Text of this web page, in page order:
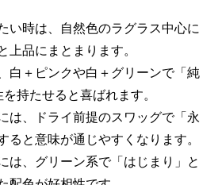
い時は、自然色のラグラス中心に
上品にまとまります。
白＋ピンクや白＋グリーンで「純
持たせると喜ばれます。
は、ドライ前提のスワッグで「永
ると意味が通じやすくなります。
は、グリーン系で「はじまり」と